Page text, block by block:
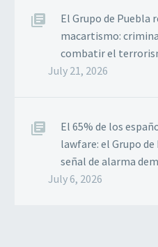
El Grupo de Puebla
macartismo:
combatir el
July 21, 2026
El 65% de los
lawfare: el Grupo
señal de alarma
July 6, 2026